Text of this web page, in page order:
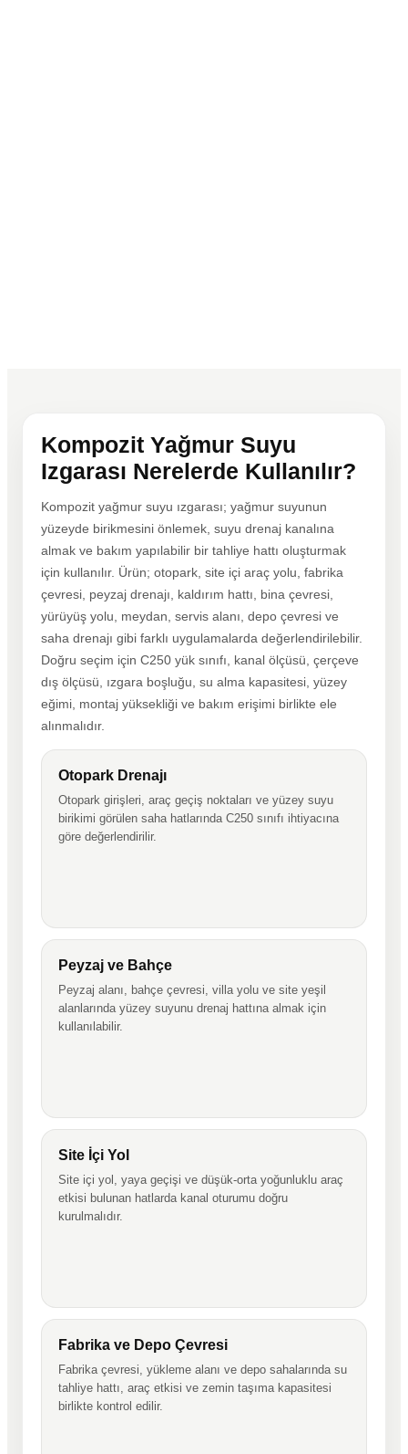
Kompozit Yağmur Suyu
Izgarası Nerelerde Kullanılır?
Kompozit yağmur suyu ızgarası; yağmur suyunun
yüzeyde birikmesini önlemek, suyu drenaj kanalına
almak ve bakım yapılabilir bir tahliye hattı oluşturmak
için kullanılır. Ürün; otopark, site içi araç yolu, fabrika
çevresi, peyzaj drenajı, kaldırım hattı, bina çevresi,
yürüyüş yolu, meydan, servis alanı, depo çevresi ve
saha drenajı gibi farklı uygulamalarda değerlendirilebilir.
Doğru seçim için C250 yük sınıfı, kanal ölçüsü, çerçeve
dış ölçüsü, ızgara boşluğu, su alma kapasitesi, yüzey
eğimi, montaj yüksekliği ve bakım erişimi birlikte ele
alınmalıdır.
Otopark Drenajı
Otopark girişleri, araç geçiş noktaları ve yüzey suyu
birikimi görülen saha hatlarında C250 sınıfı ihtiyacına
göre değerlendirilir.
Peyzaj ve Bahçe
Peyzaj alanı, bahçe çevresi, villa yolu ve site yeşil
alanlarında yüzey suyunu drenaj hattına almak için
kullanılabilir.
Site İçi Yol
Site içi yol, yaya geçişi ve düşük-orta yoğunluklu araç
etkisi bulunan hatlarda kanal oturumu doğru
kurulmalıdır.
Fabrika ve Depo Çevresi
Fabrika çevresi, yükleme alanı ve depo sahalarında su
tahliye hattı, araç etkisi ve zemin taşıma kapasitesi
birlikte kontrol edilir.